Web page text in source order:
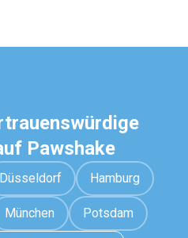
Pawshake
Düsseldorf Hamburg
München Potsdam